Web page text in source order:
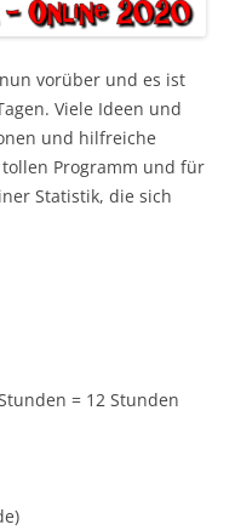
vorüber und es ist
Viele Ideen und
und hilfreiche
Programm und für
Statistik, die sich
= 12 Stunden